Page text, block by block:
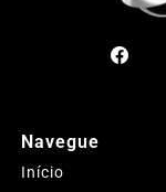
Navegue
Início